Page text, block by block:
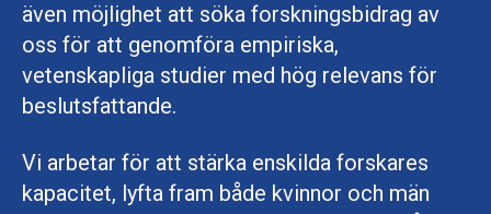
även möjlighet att söka forskningsbidrag av
oss för att genomföra empiriska,
vetenskapliga studier med hög relevans för
beslutsfattande.
Vi arbetar för att stärka enskilda forskares
kapacitet, lyfta fram både kvinnor och män